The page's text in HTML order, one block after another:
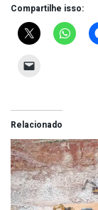
Compartilhe isso:
Relacionado